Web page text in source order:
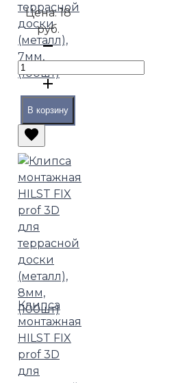
террасной
доски
(металл),
7мм,
(100шт)
Цена:18
руб.
В корзину
Клипса
монтажная
HILST FIX
prof 3D
для